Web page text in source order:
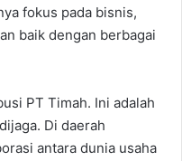
fokus pada bisnis,
baik dengan berbagai
PT Timah. Ini adalah
Di daerah
antara dunia usaha